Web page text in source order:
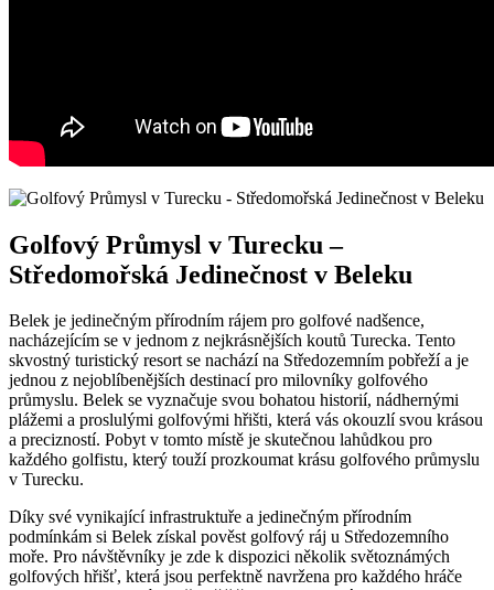
Golfový Průmysl v Turecku –
Středomořská Jedinečnost v Beleku
Belek je jedinečným přírodním rájem pro golfové nadšence,
nacházejícím se v jednom z nejkrásnějších koutů Turecka. Tento
skvostný turistický resort se nachází na Středozemním pobřeží a je
jednou z nejoblíbenějších destinací pro milovníky golfového
průmyslu. Belek se vyznačuje svou bohatou historií, nádhernými
plážemi a proslulými golfovými hřišti, která vás okouzlí svou krásou
a precizností. Pobyt v tomto místě je skutečnou lahůdkou pro
každého golfistu, který touží prozkoumat krásu golfového průmyslu
v Turecku.
Díky své vynikající infrastruktuře a jedinečným přírodním
podmínkám si Belek získal pověst golfový ráj u Středozemního
moře. Pro návštěvníky je zde k dispozici několik světoznámých
golfových hřišť, která jsou perfektně navržena pro každého hráče